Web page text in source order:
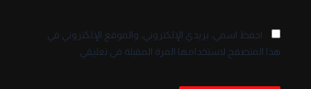
احفظ اسمي، بريدي الإلكتروني، والموقع الإلكتروني في
هذا المتصفح لاستخدامها المرة المقبلة في تعليقي.